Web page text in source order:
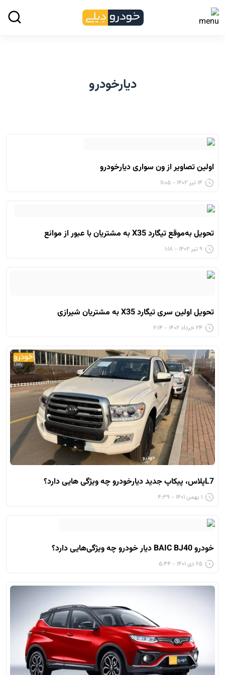
دیارخودرو
اولین تصاویر از ون سواری دیارخودرو
۱۴ تیر ۱۴۰۲ - ۱۱:۰۵
تحویل به‌موقع تیگارد X35 به مشتریان با عبور از موانع
۹ تیر ۱۴۰۲ - ۱:۱۸
تحویل اولین سری تیگارد X35 به مشتریان شیرازی
۲۴ خرداد ۱۴۰۲ - ۲:۱۴
L7پلاس، پیکاپ جدید دیارخودرو چه ویژگی هایی دارد؟
۱ بهمن ۱۴۰۱ - ۴:۳۹
خودرو BAIC BJ40 دیار خودرو چه ویژگی‌هایی دارد؟
۲۵ دی ۱۴۰۱ - ۵:۴۴